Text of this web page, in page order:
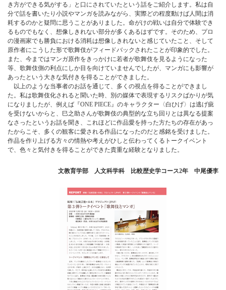
き方ができる気がする」と口にされていたという話をご紹介します。私は自
分で話を書いたり小説やマンガを読みながら、実際どの程度動けば人間は消
耗するのかと疑問に思うことがありました。命がけの戦いは自分で体験でき
るものでもなく、想像しきれない部分が多くあるはずです。そのため、プロ
の漫画家でも勝負における消耗は想像しきれないと感じていたこと、そして
原作者にこうした形で歌舞伎がフィードバックされたことが印象的でした。
また、今まではマンガ原作をきっかけに若者が歌舞伎を見るようになった
等、歌舞伎側の利点にしか目を向けていませんでしたが、マンガにも影響が
あったという大きな気付きを得ることができました。
以上のような当事者のお話を通じて、多くの視点を得ることができまし
た。私は歌舞伎化されると聞いた時、別の媒体で表現するリスクばかりが気
になりましたが、例えば『ONE PIECE』のキャラクター〈白ひげ〉は逃げ疵
を受けないからと、巳之助さんが歌舞伎の典型的な立ち回りとは異なる提案
なさったというお話を聞き、これほどに作品愛を持った方たちの存在があっ
たからこそ、多くの観客に愛される作品になったのだと感銘を受けました。
作品を作り上げる方々の情熱や考えがひしと伝わってくるトークイベント
で、色々と気付きを得ることができた貴重な経験となりました。
文教育学部 人文科学科 比較歴史学コース2年 中尾優李